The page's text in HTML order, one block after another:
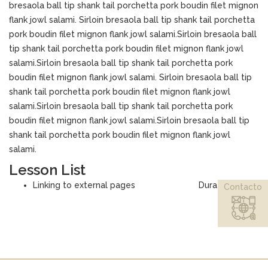
bresaola ball tip shank tail porchetta pork boudin filet mignon
flank jowl salami. Sirloin bresaola ball tip shank tail porchetta
pork boudin filet mignon flank jowl salami.Sirloin bresaola ball
tip shank tail porchetta pork boudin filet mignon flank jowl
salami.Sirloin bresaola ball tip shank tail porchetta pork
boudin filet mignon flank jowl salami. Sirloin bresaola ball tip
shank tail porchetta pork boudin filet mignon flank jowl
salami.Sirloin bresaola ball tip shank tail porchetta pork
boudin filet mignon flank jowl salami.Sirloin bresaola ball tip
shank tail porchetta pork boudin filet mignon flank jowl
salami.
Lesson List
Linking to external pages Duration: 04:25
Contacto